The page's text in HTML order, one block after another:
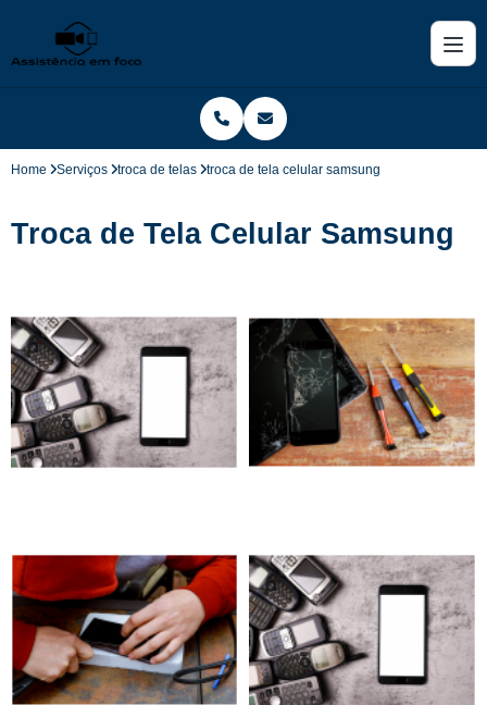
Home Serviços troca de telas troca de tela celular samsung
Troca de Tela Celular Samsung